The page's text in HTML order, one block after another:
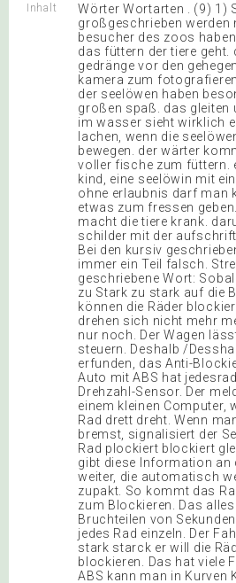
Inhalt
Wörter Wortarten . (9) 1)
großgeschrieben werden
besucher des zoos
das füttern der tiere geht.
gedränge vor den
kamera zum
der seelöwen haben
großen spaß. das gleiten
im wasser sieht wirklich
lachen, wenn die
bewegen. der wärter
voller fische zum füttern.
kind, eine seelöwin mit
ohne erlaubnis darf man
etwas zum fressen
macht die tiere krank.
schilder mit der
Bei den kursiv
immer ein Teil falsch.
geschriebene Wort:
zu Stark zu stark auf die
können die Räder
drehen sich nicht mehr
nur noch. Der Wagen
steuern. Deshalb /
erfunden, das Anti-
Auto mit ABS hat
Drehzahl-Sensor. Der
einem kleinen Computer,
Rad drett dreht. Wenn
bremst, signalisiert der
Rad plockiert blockiert
gibt diese Information an
weiter, die automatisch
zupakt. So kommt das
zum Blockieren. Das
Bruchteilen von
jedes Rad einzeln. Der
stark starck er will die
blockieren. Das hat viele
ABS kann man in Kurven